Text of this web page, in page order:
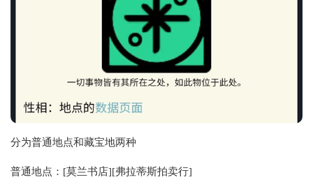
分为普通地点和藏宝地两种
普通地点：[莫兰书店][弗拉蒂斯拍卖行]